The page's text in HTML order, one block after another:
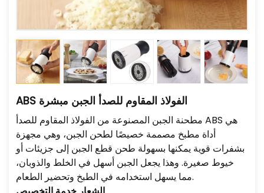
ABS الفولاذ المقاوم للصدأ الجبن مبشرة
مطحنة الجبن المصنوعة من الفولاذ المقاوم للصدأ ABS هي
أداة مطبخ مصممة خصيصًا لطحن الجبن، وهي مجهزة
بشفرات قوية يمكنها بسهولة طحن قطع الجبن إلى جزيئات أو
خيوط صغيرة. وهذا يجعل الجبن أسهل في الخلط والذوبان،
مما يسهل استخدامه في الطبخ وتحضير الطعام.